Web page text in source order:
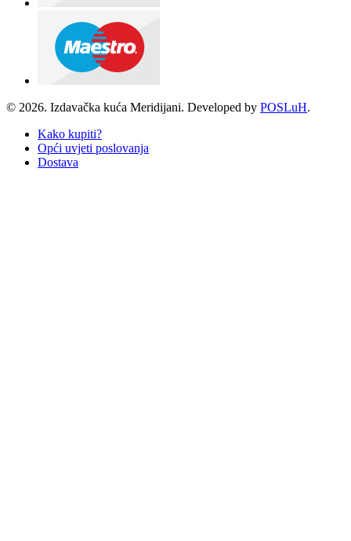
© 2026. Izdavačka kuća Meridijani. Developed by POSLuH.
Kako kupiti?
Opći uvjeti poslovanja
Dostava